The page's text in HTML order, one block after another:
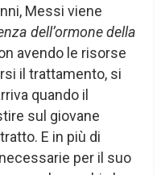
Messi viene
dell’ormone della
avendo le risorse
il trattamento, si
quando il
sul giovane
E in più di
per il suo